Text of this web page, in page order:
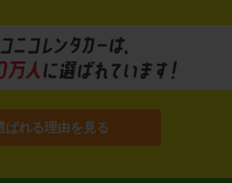
ばれる理由を見る